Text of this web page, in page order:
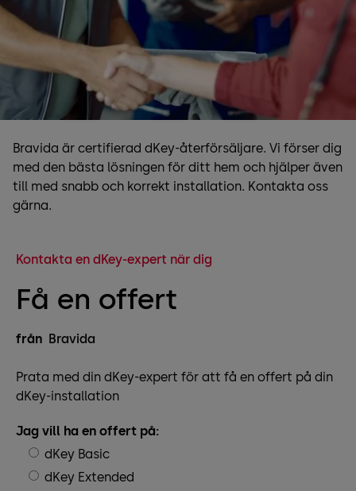
Bravida är certifierad dKey-återförsäljare. Vi förser dig
med den bästa lösningen för ditt hem och hjälper även
till med snabb och korrekt installation. Kontakta oss
gärna.
Kontakta en dKey-expert när dig
Få en offert
från Bravida
Prata med din dKey-expert för att få en offert på din
dKey-installation
Jag vill ha en offert på:
dKey Basic
dKey Extended